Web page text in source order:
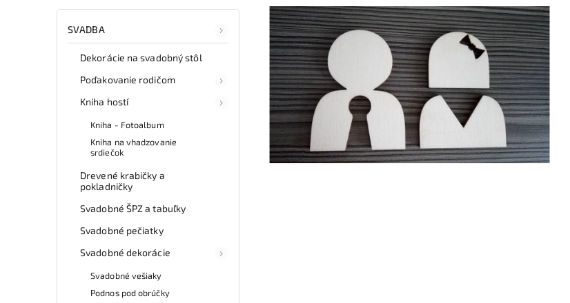
SVADBA
Dekorácie na svadobný stôl
Poďakovanie rodičom
Kniha hostí
Kniha - Fotoalbum
Kniha na vhadzovanie
srdiečok
Drevené krabičky a
pokladničky
Svadobné ŠPZ a tabuľky
Svadobné pečiatky
Svadobné dekorácie
Svadobné vešiaky
Podnos pod obrúčky